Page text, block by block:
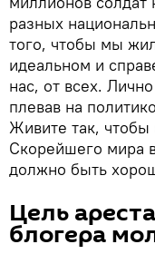
разных
того, чтобы мы
идеальном и
нас, от всех.
плевав на
Живите так,
Скорейшего мира
должно быть
Цель
блогера